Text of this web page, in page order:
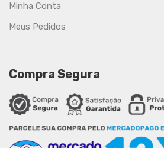
Minha Conta
Meus Pedidos
Compra Segura